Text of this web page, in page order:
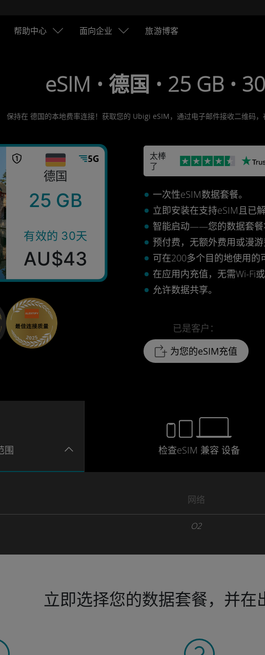
帮助中心 面向企业 旅游博客
eSIM • 德国 • 25 GB •
保持在 德国的本地费率连接！获取您的 Ubigi eSIM，通过电子邮件接收二维码
德国
25 GB
有效的 30天
AU$43
太棒
了
一次性eSIM数据套餐。
立即安装在支持eSIM且已
智能启动——您的数据套餐
预付费，无额外费用或漫游
可在200多个目的地使用的
在应用内充值，无需Wi-Fi或
允许数据共享。
已是客户：
为您的eSIM充值
围 检查eSIM 兼容 设备
网络
O2
立即选择您的数据套餐，并在